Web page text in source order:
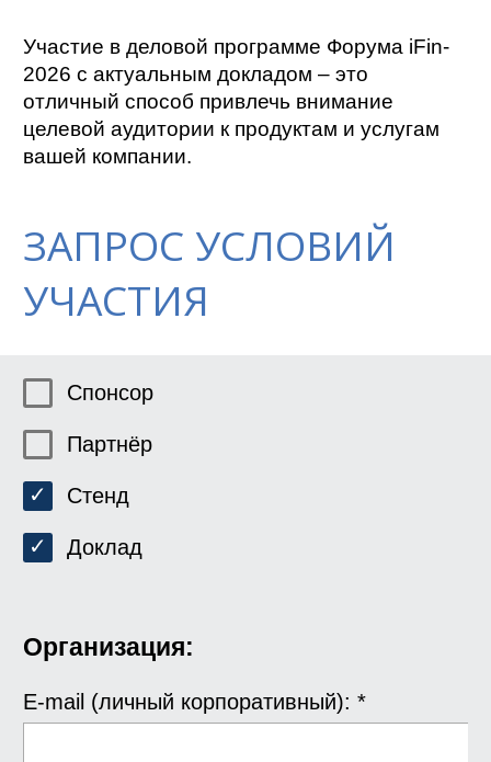
Участие в деловой программе Форума iFin-
2026 с актуальным докладом – это
отличный способ привлечь внимание
целевой аудитории к продуктам и услугам
вашей компании.
ЗАПРОС УСЛОВИЙ
УЧАСТИЯ
Спонсор
Партнёр
Стенд
Доклад
Организация:
E-mail (личный корпоративный): *